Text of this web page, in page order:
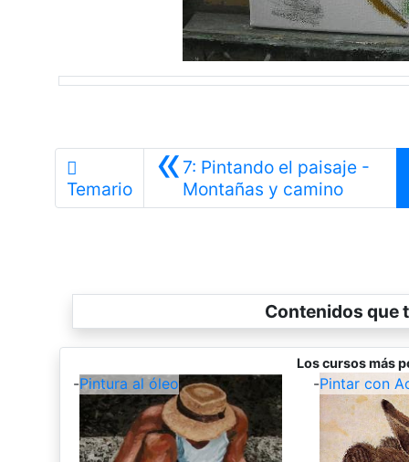
Temario «7: Pintando el paisaje -
Montañas y caminoAnterior
Contenidos que
Los cursos más
-Pintura al óleo -Pintar con